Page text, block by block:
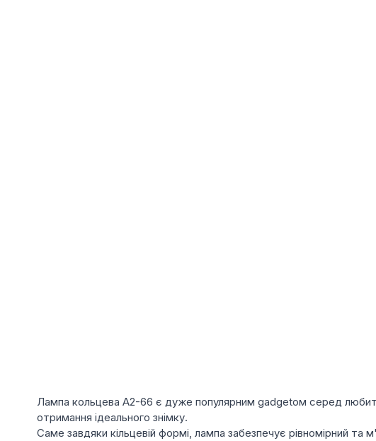
Лампа кольцева A2-66 є дуже популярним gadgetом серед
отримання ідеального знімку.
Саме завдяки кільцевій формі, лампа забезпечує рівномірний